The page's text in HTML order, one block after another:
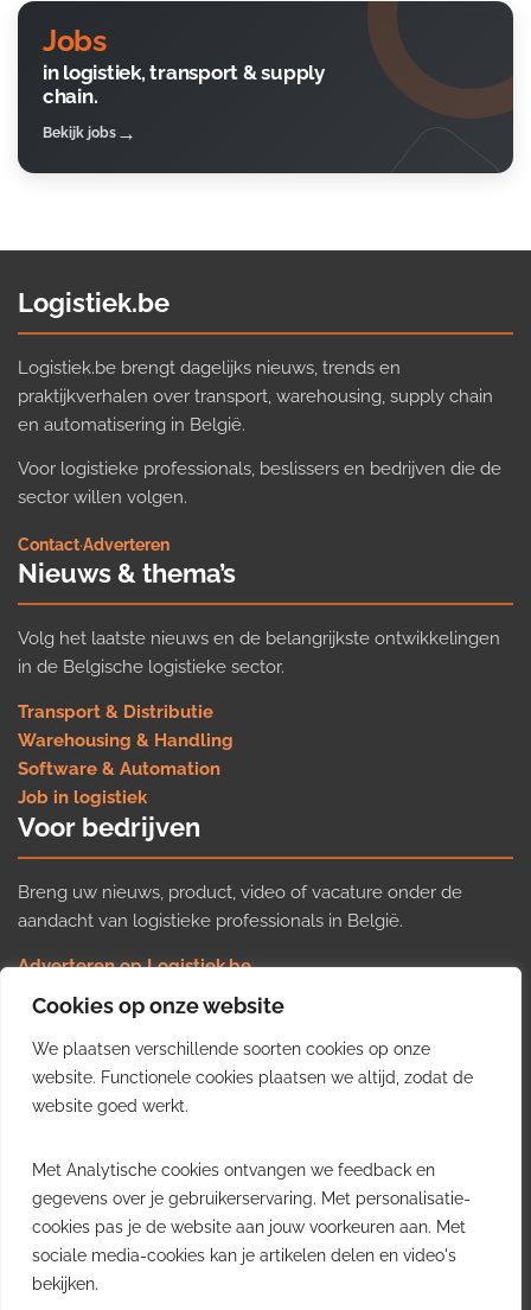
Cookies op onze website
We plaatsen verschillende soorten cookies op onze
website. Functionele cookies plaatsen we altijd, zodat de
website goed werkt.
Met Analytische cookies ontvangen we feedback en
gegevens over je gebruikerservaring. Met personalisatie-
cookies pas je de website aan jouw voorkeuren aan. Met
sociale media-cookies kan je artikelen delen en video's
bekijken.
Jobs
in logistiek, transport & supply
chain.
Bekijk jobs
Logistiek.be
Logistiek.be brengt dagelijks nieuws, trends en
praktijkverhalen over transport, warehousing, supply chain
en automatisering in België.
Voor logistieke professionals, beslissers en bedrijven die de
sector willen volgen.
Contact·Adverteren
Nieuws & thema’s
Volg het laatste nieuws en de belangrijkste ontwikkelingen
in de Belgische logistieke sector.
Transport & Distributie
Warehousing & Handling
Software & Automation
Job in logistiek
Voor bedrijven
Breng uw nieuws, product, video of vacature onder de
aandacht van logistieke professionals in België.
Adverteren op Logistiek.be
Nieuws insturen
Uw video op Logistiek.TV
Job plaatsen
Gratis wekelijkse update
inzichten uit de Belgische logistieke sector in uw inbox.
Ontvang je gratis
wekelijkse update